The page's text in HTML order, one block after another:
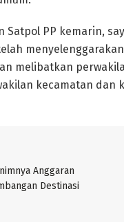
Satpol PP kemarin,
melibatkan
kecamatan dan
Anggaran
Destinasi